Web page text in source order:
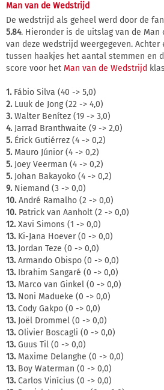
Man van de Wedstrijd
De wedstrijd als geheel werd door de
5.84. Hieronder is de uitslag van de Man
van deze wedstrijd weergegeven.
tussen haakjes het aantal stemmen en
score voor het Man van de Wedstrijd
1.Fábio Silva (40 -> 5,0)
2.Luuk de Jong (22 -> 4,0)
3.Walter Benítez (19 -> 3,0)
4.Jarrad Branthwaite (9 -> 2,0)
5.Érick Gutiérrez (4 -> 0,2)
5.Mauro Júnior (4 -> 0,2)
5.Joey Veerman (4 -> 0,2)
5.Johan Bakayoko (4 -> 0,2)
9.Niemand (3 -> 0,0)
10.André Ramalho (2 -> 0,0)
10.Patrick van Aanholt (2 -> 0,0)
12.Xavi Simons (1 -> 0,0)
13.Ki-Jana Hoever (0 -> 0,0)
13.Jordan Teze (0 -> 0,0)
13.Armando Obispo (0 -> 0,0)
13.Ibrahim Sangaré (0 -> 0,0)
13.Marco van Ginkel (0 -> 0,0)
13.Noni Madueke (0 -> 0,0)
13.Cody Gakpo (0 -> 0,0)
13.Joël Drommel (0 -> 0,0)
13.Olivier Boscagli (0 -> 0,0)
13.Guus Til (0 -> 0,0)
13.Maxime Delanghe (0 -> 0,0)
13.Boy Waterman (0 -> 0,0)
13.Carlos Vinícius (0 -> 0,0)